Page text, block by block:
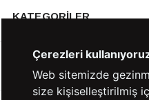
KATEGORİLER
Çerezleri
Web sitemizde
size kişiselleştirilmiş